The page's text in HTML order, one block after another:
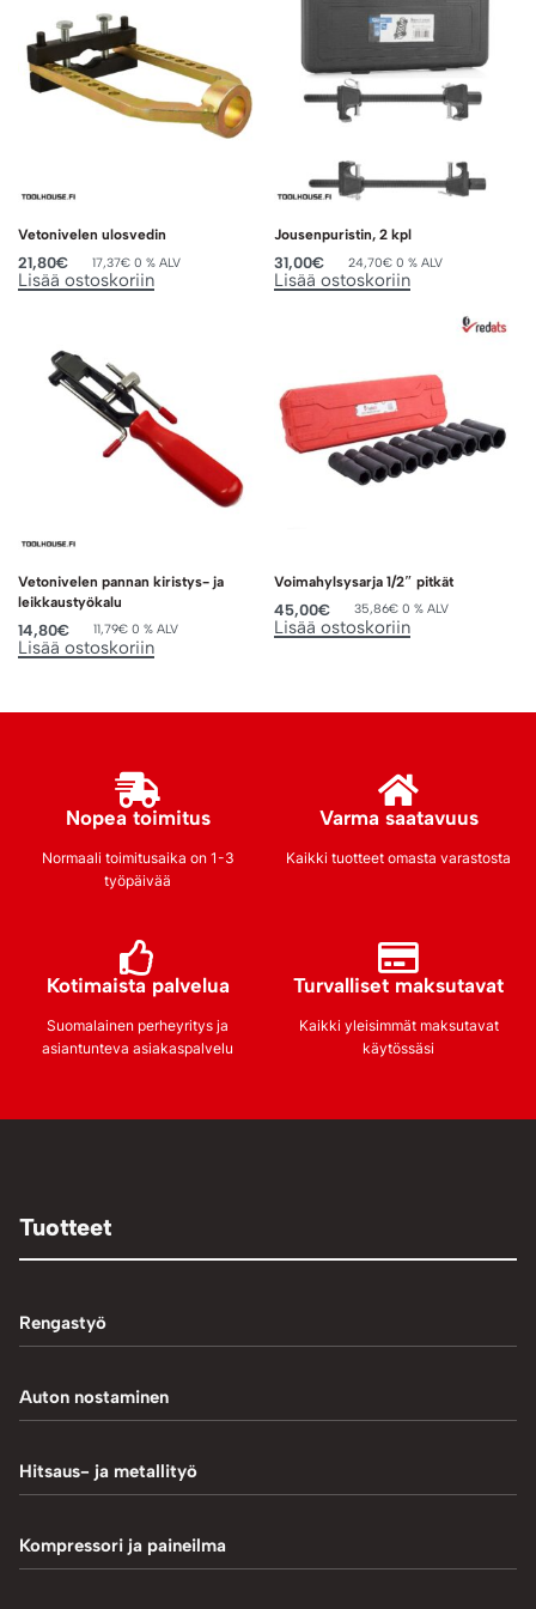
Vetonivelen ulosvedin
21,80€ 17,37€ 0 % ALV
Lisää ostoskoriin
Jousenpuristin, 2 kpl
31,00€ 24,70€ 0 % ALV
Lisää ostoskoriin
Vetonivelen pannan kiristys- ja
leikkaustyökalu
14,80€ 11,79€ 0 % ALV
Lisää ostoskoriin
Voimahylsysarja 1/2″ pitkät
45,00€ 35,86€ 0 % ALV
Lisää ostoskoriin
Nopea toimitus
Normaali toimitusaika on 1-3
työpäivää
Varma saatavuus
Kaikki tuotteet omasta varastosta
Kotimaista palvelua
Suomalainen perheyritys ja
asiantunteva asiakaspalvelu
Turvalliset maksutavat
Kaikki yleisimmät maksutavat
käytössäsi
Tuotteet
Rengastyö
Palteennostin
Rengastarvikkeet/työkalut
Rengasventtiilit
Auton nostaminen
1-Pilarinostimet
4-Pilarinostimet
Hitsaus- ja metallityö
Hitsaustarvikkeet
Kompressori ja paineilma